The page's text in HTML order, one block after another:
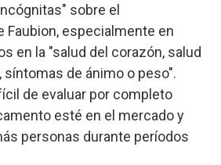
sobre el
Faubion, especialmente en
en la "salud del corazón, salud
síntomas de ánimo o peso".
de evaluar por completo
esté en el mercado y
personas durante períodos